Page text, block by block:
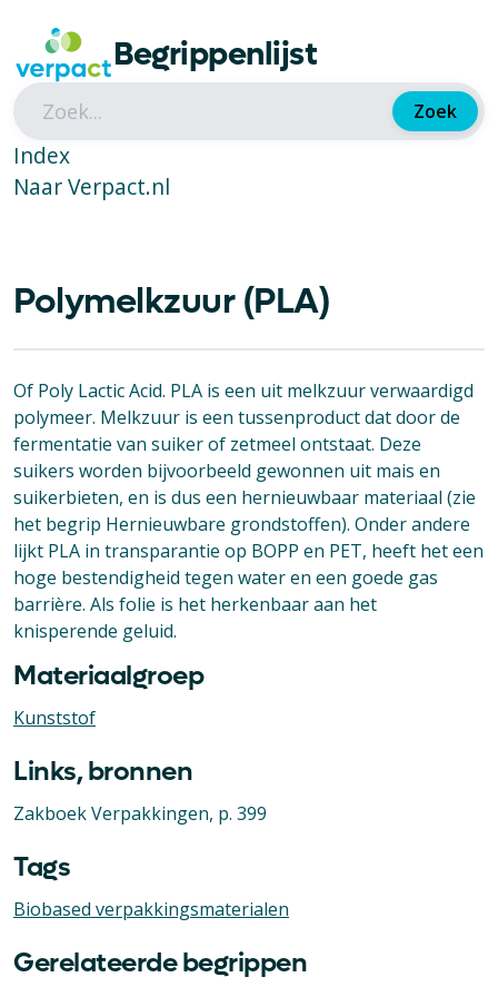
Begrippenlijst
Zoek
Index
Naar Verpact.nl
Polymelkzuur (PLA)
Of Poly Lactic Acid. PLA is een uit melkzuur verwaardigd
polymeer. Melkzuur is een tussenproduct dat door de
fermentatie van suiker of zetmeel ontstaat. Deze
suikers worden bijvoorbeeld gewonnen uit mais en
suikerbieten, en is dus een hernieuwbaar materiaal (zie
het begrip Hernieuwbare grondstoffen). Onder andere
lijkt PLA in transparantie op BOPP en PET, heeft het een
hoge bestendigheid tegen water en een goede gas
barrière. Als folie is het herkenbaar aan het
knisperende geluid.
Materiaalgroep
Kunststof
Links, bronnen
Zakboek Verpakkingen, p. 399
Tags
Biobased verpakkingsmaterialen
Gerelateerde begrippen